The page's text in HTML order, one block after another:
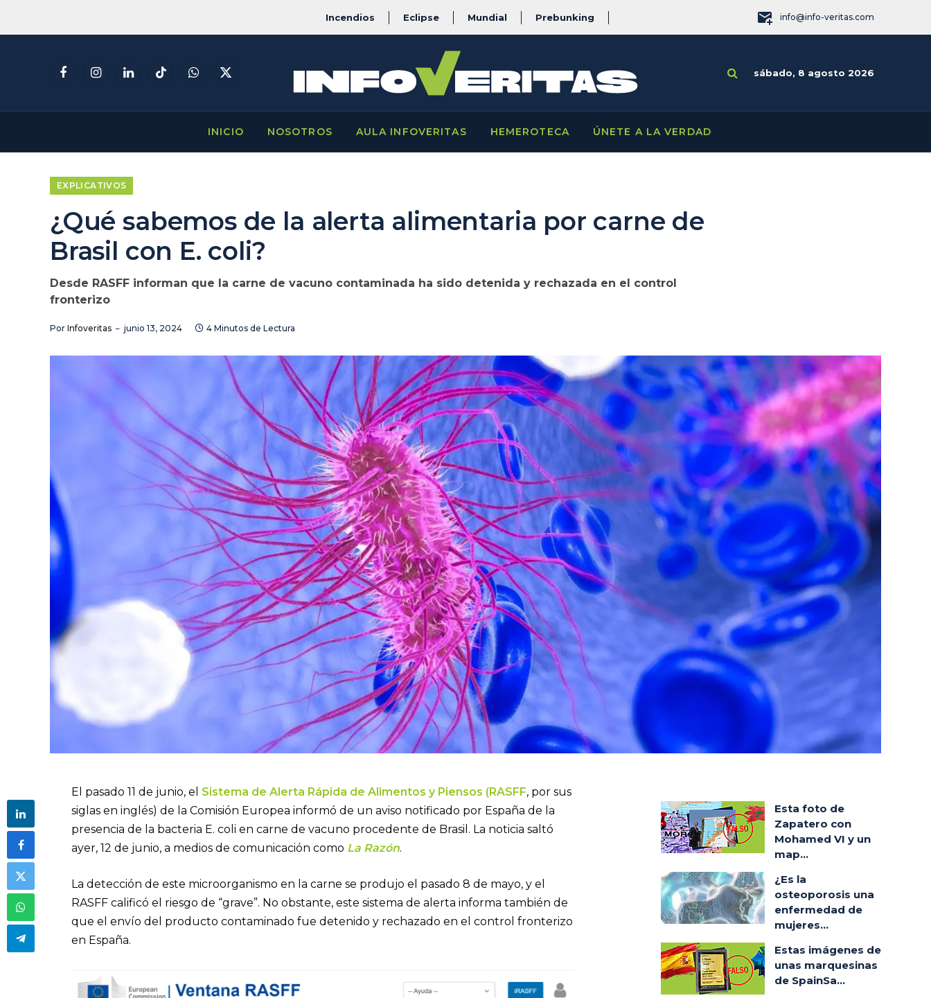
Incendios Eclipse Mundial Prebunking info@info-veritas.com
FacebookInstagramLinkedInTikTokWhatsApp
X
sábado, 8 agosto 2026
INICIO NOSOTROS AULA INFOVERITAS HEMEROTECA ÚNETE A LA VERDAD
EXPLICATIVOS
¿Qué sabemos de la alerta alimentaria por carne de
Brasil con E. coli?
Desde RASFF informan que la carne de vacuno contaminada ha sido detenida y rechazada en el control
fronterizo
Por Infoveritas junio 13, 2024 4 Minutos de Lectura
El pasado 11 de junio, el Sistema de Alerta Rápida de Alimentos y Piensos (RASFF, por sus
siglas en inglés) de la Comisión Europea informó de un aviso notificado por España de la
presencia de la bacteria E. coli en carne de vacuno procedente de Brasil. La noticia saltó
ayer, 12 de junio, a medios de comunicación como La Razón.
La detección de este microorganismo en la carne se produjo el pasado 8 de mayo, y el
RASFF calificó el riesgo de “grave”. No obstante, este sistema de alerta informa también de
que el envío del producto contaminado fue detenido y rechazado en el control fronterizo
en España.
Esta foto de
Zapatero con
Mohamed VI y un
map...
¿Es la
osteoporosis una
enfermedad de
mujeres...
Estas imágenes de
unas marquesinas
de SpainSa...